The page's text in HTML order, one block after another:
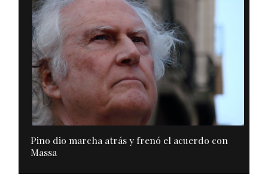
Pino dio marcha atrás y frenó el acuerdo con
Massa